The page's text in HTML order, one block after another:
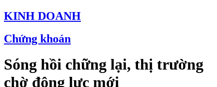
KINH DOANH
Chứng khoán
Sóng hồi chững lại, thị trường
chờ động lực mới